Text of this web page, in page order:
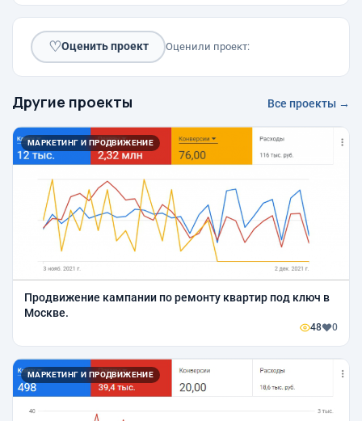
♡Оценить проект Оценили проект:
Другие проекты Все проекты →
МАРКЕТИНГ И ПРОДВИЖЕНИЕ
Продвижение кампании по ремонту квартир под ключ в
Москве.
48 0
МАРКЕТИНГ И ПРОДВИЖЕНИЕ